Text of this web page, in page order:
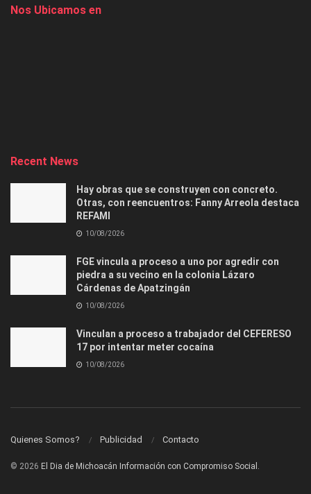
Nos Ubicamos en
Recent News
Hay obras que se construyen con concreto.
Otras, con reencuentros: Fanny Arreola destaca
REFAMI
10/08/2026
FGE vincula a proceso a uno por agredir con
piedra a su vecino en la colonia Lázaro
Cárdenas de Apatzingán
10/08/2026
Vinculan a proceso a trabajador del CEFERESO
17 por intentar meter cocaína
10/08/2026
Quienes Somos? Publicidad Contacto
© 2026 El Dia de Michoacán Información con Compromiso Social.